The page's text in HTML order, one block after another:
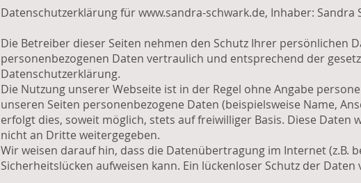
Datenschutzerklärung fürwww.sandra-schwark.de, Inhaber: Sandra
Die Betreiber dieser Seiten nehmen den Schutz Ihrer persönlichen
personenbezogenen Daten vertraulich und entsprechend der
Datenschutzerklärung.
Die Nutzung unserer Webseite ist in der Regel ohne Angabe
unseren Seiten personenbezogene Daten (beispielsweise Name,
erfolgt dies, soweit möglich, stets auf freiwilliger Basis. Diese
nicht an Dritte weitergegeben.
Wir weisen darauf hin, dass die Datenübertragung im Internet (z.B.
Sicherheitslücken aufweisen kann. Ein lückenloser Schutz der